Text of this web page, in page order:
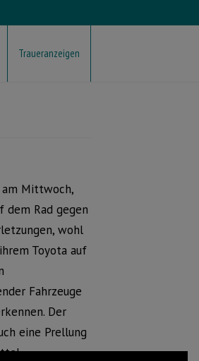
Traueranzeigen
Mittwoch,
dem Rad gegen
wohl
Toyota auf
Fahrzeuge
Der
eine Prellung